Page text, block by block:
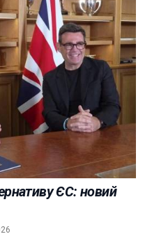
ЄС: новий